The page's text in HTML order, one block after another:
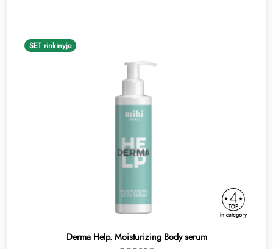
SET rinkinyje
Derma Help. Moisturizing Body serum